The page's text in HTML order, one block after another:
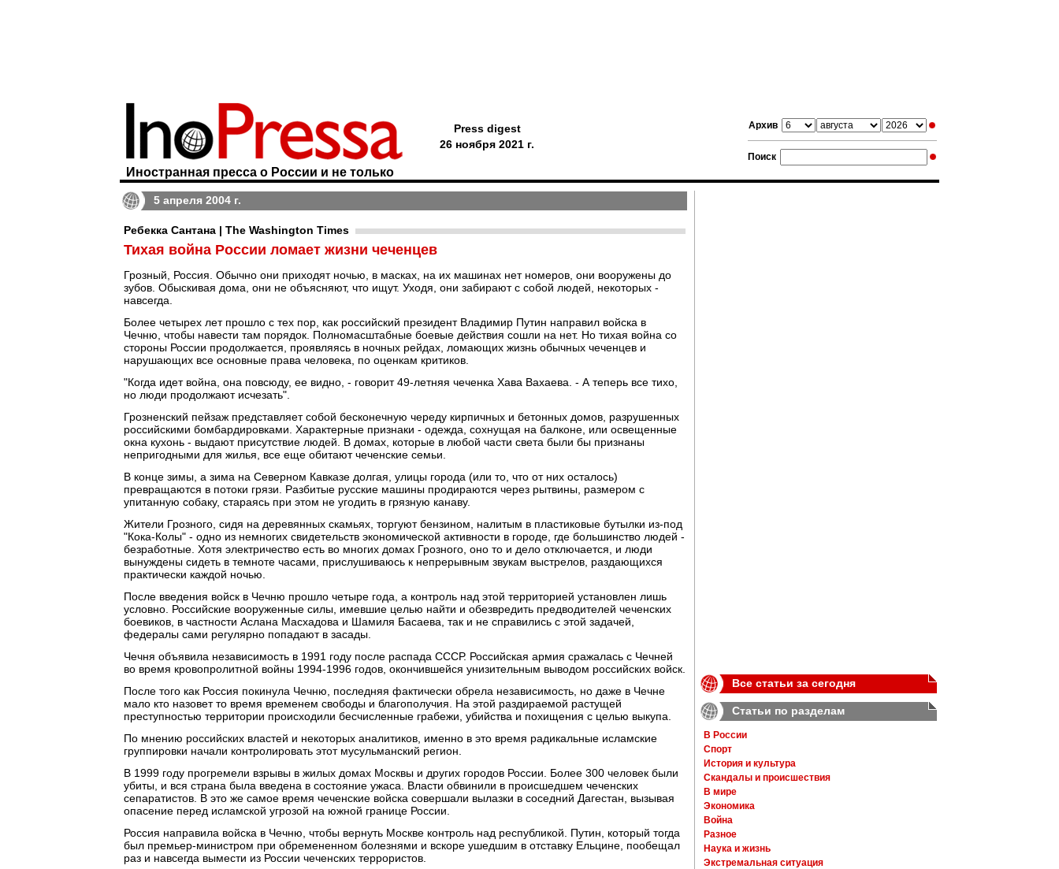
Архив
Поиск
Иностранная пресса о России и не только
Press digest
26 ноября 2021 г.
5 апреля 2004 г.
Ребекка Сантана | The Washington Times
Тихая война России ломает жизни чеченцев
Грозный, Россия. Обычно они приходят ночью, в масках, на их машинах нет номеров, они вооружены до
зубов. Обыскивая дома, они не объясняют, что ищут. Уходя, они забирают с собой людей, некоторых -
навсегда.
Более четырех лет прошло с тех пор, как российский президент Владимир Путин направил войска в
Чечню, чтобы навести там порядок. Полномасштабные боевые действия сошли на нет. Но тихая война со
стороны России продолжается, проявляясь в ночных рейдах, ломающих жизнь обычных чеченцев и
нарушающих все основные права человека, по оценкам критиков.
"Когда идет война, она повсюду, ее видно, - говорит 49-летняя чеченка Хава Вахаева. - А теперь все тихо,
но люди продолжают исчезать".
Грозненский пейзаж представляет собой бесконечную череду кирпичных и бетонных домов, разрушенных
российскими бомбардировками. Характерные признаки - одежда, сохнущая на балконе, или освещенные
окна кухонь - выдают присутствие людей. В домах, которые в любой части света были бы признаны
непригодными для жилья, все еще обитают чеченские семьи.
В конце зимы, а зима на Северном Кавказе долгая, улицы города (или то, что от них осталось)
превращаются в потоки грязи. Разбитые русские машины продираются через рытвины, размером с
упитанную собаку, стараясь при этом не угодить в грязную канаву.
Жители Грозного, сидя на деревянных скамьях, торгуют бензином, налитым в пластиковые бутылки из-под
"Кока-Колы" - одно из немногих свидетельств экономической активности в городе, где большинство людей -
безработные. Хотя электричество есть во многих домах Грозного, оно то и дело отключается, и люди
вынуждены сидеть в темноте часами, прислушиваюсь к непрерывным звукам выстрелов, раздающихся
практически каждой ночью.
После введения войск в Чечню прошло четыре года, а контроль над этой территорией установлен лишь
условно. Российские вооруженные силы, имевшие целью найти и обезвредить предводителей чеченских
боевиков, в частности Аслана Масхадова и Шамиля Басаева, так и не справились с этой задачей,
федералы сами регулярно попадают в засады.
Чечня объявила независимость в 1991 году после распада СССР. Российская армия сражалась с Чечней
во время кровопролитной войны 1994-1996 годов, окончившейся унизительным выводом российских войск.
После того как Россия покинула Чечню, последняя фактически обрела независимость, но даже в Чечне
мало кто назовет то время временем свободы и благополучия. На этой раздираемой растущей
преступностью территории происходили бесчисленные грабежи, убийства и похищения с целью выкупа.
По мнению российских властей и некоторых аналитиков, именно в это время радикальные исламские
группировки начали контролировать этот мусульманский регион.
В 1999 году прогремели взрывы в жилых домах Москвы и других городов России. Более 300 человек были
убиты, и вся страна была введена в состояние ужаса. Власти обвинили в происшедшем чеченских
сепаратистов. В это же самое время чеченские войска совершали вылазки в соседний Дагестан, вызывая
опасение перед исламской угрозой на южной границе России.
Россия направила войска в Чечню, чтобы вернуть Москве контроль над республикой. Путин, который тогда
был премьер-министром при обремененном болезнями и вскоре ушедшим в отставку Ельцине, пообещал
раз и навсегда вымести из России чеченских террористов.
Все статьи за сегодня
Статьи по разделам
В России
Спорт
История и культура
Скандалы и происшествия
В мире
Экономика
Война
Разное
Наука и жизнь
Экстремальная ситуация